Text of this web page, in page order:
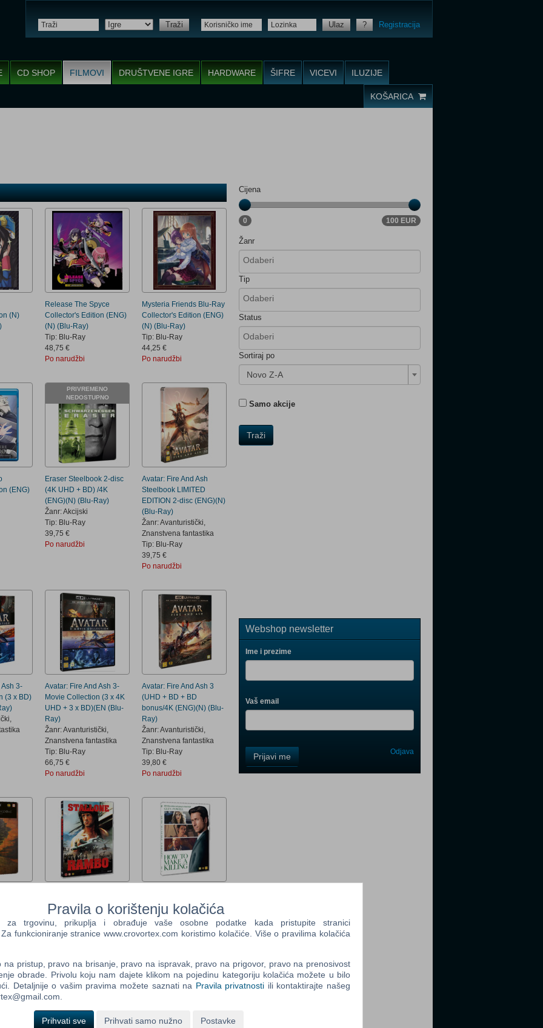
Traži Ulaz ? Registracija
CD SHOP FILMOVI DRUŠTVENE IGRE HARDWARE ŠIFRE VICEVI ILUZIJE
KOŠARICA
(N)
Release The Spyce
Collector's Edition (ENG)
(N) (Blu-Ray)
Tip: Blu-Ray
48,75 €
Po narudžbi
Mysteria Friends Blu-Ray
Collector's Edition (ENG)
(N) (Blu-Ray)
Tip: Blu-Ray
44,25 €
Po narudžbi
(ENG)
PRIVREMENO
NEDOSTUPNO
Eraser Steelbook 2-disc
(4K UHD + BD) /4K
(ENG)(N) (Blu-Ray)
Žanr: Akcijski
Tip: Blu-Ray
39,75 €
Po narudžbi
Avatar: Fire And Ash
Steelbook LIMITED
EDITION 2-disc (ENG)(N)
(Blu-Ray)
Žanr: Avanturistički,
Znanstvena fantastika
Tip: Blu-Ray
39,75 €
Po narudžbi
Ash 3-
(3 x BD)
Avatar: Fire And Ash 3-
Movie Collection (3 x 4K
UHD + 3 x BD)(EN (Blu-
Ray)
Žanr: Avanturistički,
Znanstvena fantastika
Tip: Blu-Ray
66,75 €
Po narudžbi
Avatar: Fire And Ash 3
(UHD + BD + BD
bonus/4K (ENG)(N) (Blu-
Ray)
Žanr: Avanturistički,
Znanstvena fantastika
Tip: Blu-Ray
39,80 €
Po narudžbi
Stallone) (ENG)(N) (DVD)
Žanr: Akcijski
Tip: DVD
7,90 €
KILLING (ENG)(N) (DVD)
Žanr: Drama,
Kriminalistički
Tip: DVD
Po narudžbi
Cijena
0 100 EUR
Žanr
Tip
Status
Sortiraj po
Novo Z-A
Samo akcije
Traži
Webshop newsletter
Ime i prezime
Vaš email
Field
One
Field
Three
Prijavi me Odjava
Pravila o korištenju kolačića
za trgovinu, prikuplja i obrađuje vaše osobne podatke kada pristupite stranici
funkcioniranje stranice www.crovortex.com koristimo kolačiće. Više o pravilima kolačića
na pristup, pravo na brisanje, pravo na ispravak, pravo na prigovor, pravo na prenosivost
obrade. Privolu koju nam dajete klikom na pojedinu kategoriju kolačića možete u bilo
Detaljnije o vašim pravima možete saznati na Pravila privatnosti ili kontaktirajte našeg
Prihvati sve Prihvati samo nužno Postavke